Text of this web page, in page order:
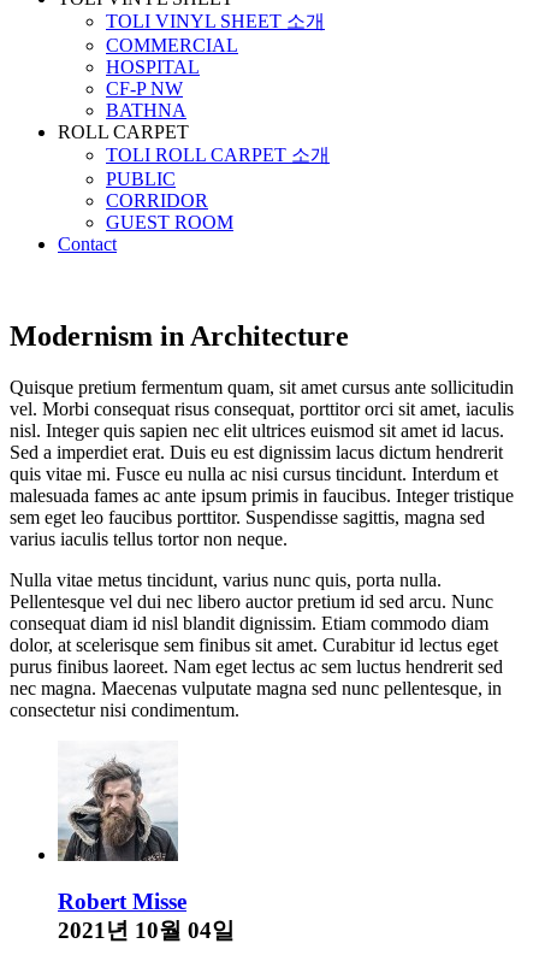
TOLI VINYL SHEET 소개
COMMERCIAL
HOSPITAL
CF-P NW
BATHNA
ROLL CARPET
TOLI ROLL CARPET 소개
PUBLIC
CORRIDOR
GUEST ROOM
Contact
Modernism in Architecture
Quisque pretium fermentum quam, sit amet cursus ante sollicitudin
vel. Morbi consequat risus consequat, porttitor orci sit amet, iaculis
nisl. Integer quis sapien nec elit ultrices euismod sit amet id lacus.
Sed a imperdiet erat. Duis eu est dignissim lacus dictum hendrerit
quis vitae mi. Fusce eu nulla ac nisi cursus tincidunt. Interdum et
malesuada fames ac ante ipsum primis in faucibus. Integer tristique
sem eget leo faucibus porttitor. Suspendisse sagittis, magna sed
varius iaculis tellus tortor non neque.
Nulla vitae metus tincidunt, varius nunc quis, porta nulla.
Pellentesque vel dui nec libero auctor pretium id sed arcu. Nunc
consequat diam id nisl blandit dignissim. Etiam commodo diam
dolor, at scelerisque sem finibus sit amet. Curabitur id lectus eget
purus finibus laoreet. Nam eget lectus ac sem luctus hendrerit sed
nec magna. Maecenas vulputate magna sed nunc pellentesque, in
consectetur nisi condimentum.
Robert Misse
2021년 10월 04일